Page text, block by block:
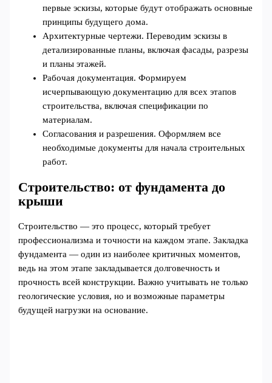
первые эскизы, которые будут отображать основные
принципы будущего дома.
Архитектурные чертежи. Переводим эскизы в
детализированные планы, включая фасады, разрезы
и планы этажей.
Рабочая документация. Формируем
исчерпывающую документацию для всех этапов
строительства, включая спецификации по
материалам.
Согласования и разрешения. Оформляем все
необходимые документы для начала строительных
работ.
Строительство: от фундамента до
крыши
Строительство — это процесс, который требует
профессионализма и точности на каждом этапе. Закладка
фундамента — один из наиболее критичных моментов,
ведь на этом этапе закладывается долговечность и
прочность всей конструкции. Важно учитывать не только
геологические условия, но и возможные параметры
будущей нагрузки на основание.